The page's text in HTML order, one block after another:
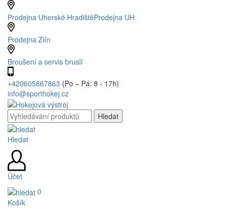
Prodejna Uherské HradištěProdejna UH
Prodejna Zlín
Broušení a servis bruslí
+420605867863 (Po – Pá: 8 - 17h)
info@sporthokej.cz
Hledat
Účet
0
Košík